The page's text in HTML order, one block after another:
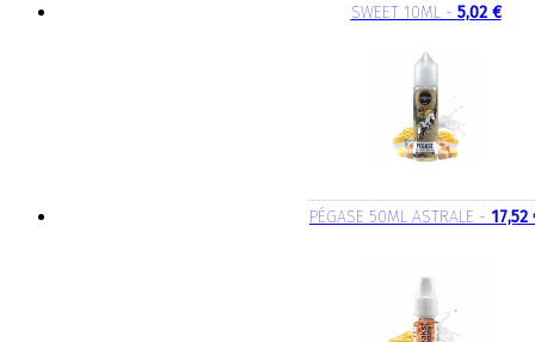
SWEET 10ML - 5,02 €
PÉGASE 50ML ASTRALE - 17,52